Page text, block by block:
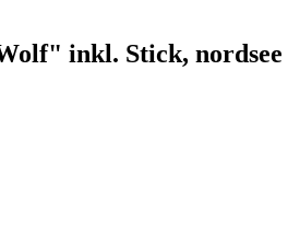
inkl. Stick, nordsee